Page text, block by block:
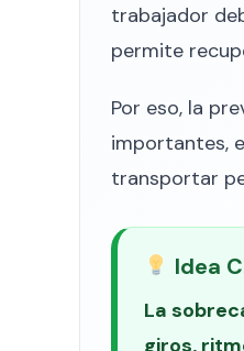
trabajador
permite
Por eso, la
importantes,
transportar
Idea
La
giros,